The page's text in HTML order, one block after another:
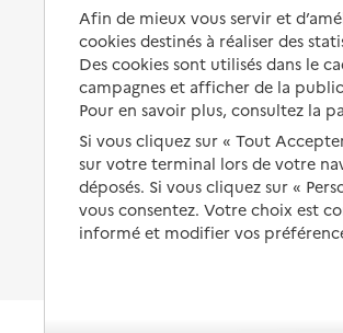
Préserver son autonomie et sa
santé
Organiser à l'avance sa propre
protection
Les mesures de protection
Les obligations de la famille
À qui s’adresser ?
Vivre à
maladie
Être
Fin de
Afin de mieux vous servir et
cookies destinés à réaliser des
Des cookies sont utilisés dans le
campagnes et afficher de la
Pour en savoir plus, consultez la
Si vous cliquez sur « Tout
sur votre terminal lors de votre
déposés. Si vous cliquez sur «
vous consentez. Votre choix est
informé et modifier vos